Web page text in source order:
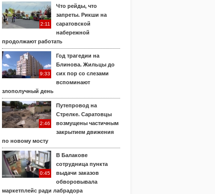
2:11
Что рейды, что
запреты. Рикши на
саратовской
набережной
продолжают работать
9:33
Год трагедии на
Блинова. Жильцы до
сих пор со слезами
вспоминают
злополучный день
2:46
Путепровод на
Стрелке. Саратовцы
возмущены частичным
закрытием движения
по новому мосту
0:45
В Балакове
сотрудница пункта
выдачи заказов
обворовывала
маркетплейс ради лабрадора